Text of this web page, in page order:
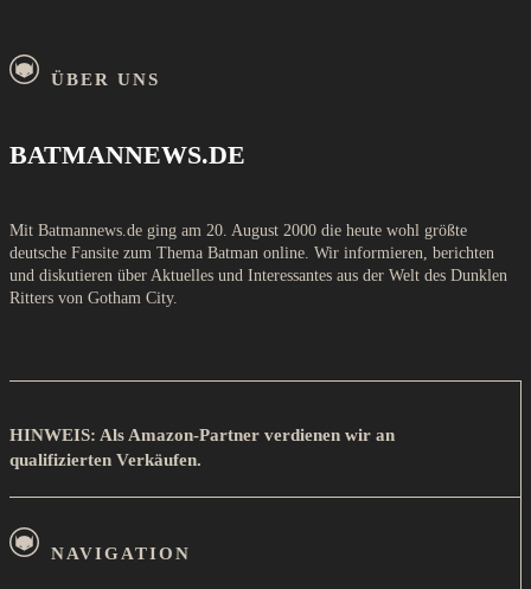
ÜBER UNS
BATMANNEWS.DE
Mit Batmannews.de ging am 20. August 2000 die heute wohl größte
deutsche Fansite zum Thema Batman online. Wir informieren, berichten
und diskutieren über Aktuelles und Interessantes aus der Welt des Dunklen
Ritters von Gotham City.
HINWEIS: Als Amazon-Partner verdienen wir an
qualifizierten Verkäufen.
NAVIGATION